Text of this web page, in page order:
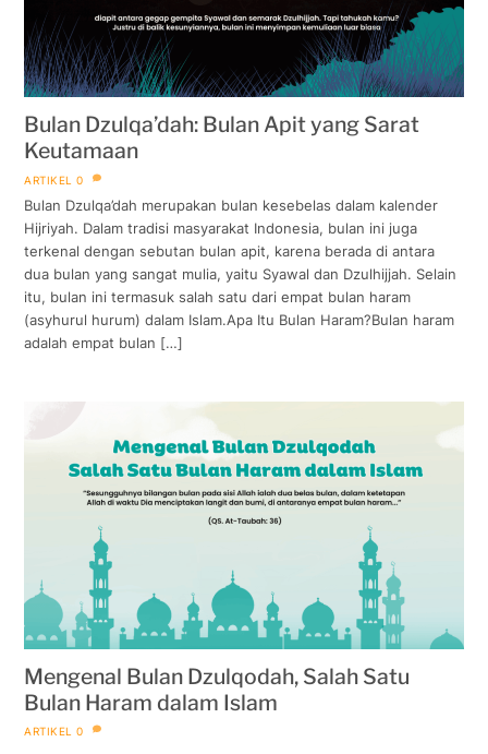
Bulan Dzulqa’dah: Bulan Apit yang Sarat
Keutamaan
ARTIKEL 0
Bulan Dzulqa’dah merupakan bulan kesebelas dalam kalender
Hijriyah. Dalam tradisi masyarakat Indonesia, bulan ini juga
terkenal dengan sebutan bulan apit, karena berada di antara
dua bulan yang sangat mulia, yaitu Syawal dan Dzulhijjah. Selain
itu, bulan ini termasuk salah satu dari empat bulan haram
(asyhurul hurum) dalam Islam.Apa Itu Bulan Haram?Bulan haram
adalah empat bulan […]
Mengenal Bulan Dzulqodah, Salah Satu
Bulan Haram dalam Islam
ARTIKEL 0